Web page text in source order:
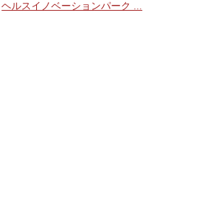
ヘルスイノベーションパーク ...